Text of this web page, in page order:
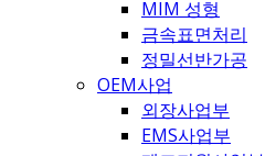
MIM 성형
금속표면처리
정밀선반가공
OEM사업
외장사업부
EMS사업부